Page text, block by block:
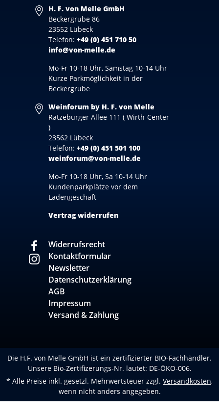
H. F. von Melle GmbH
Beckergrube 86
23552 Lübeck
Telefon: +49 (0) 451 710 50
info@von-melle.de
Mo-Fr 10-18 Uhr, Samstag 10-14 Uhr
Kurze Parkmöglichkeit in der
Beckergrube
Weinforum by H. F. von Melle
Ratzeburger Allee 111 ( Wirth-Center
)
23562 Lübeck
Telefon: +49 (0) 451 501 100
weinforum@von-melle.de
Mo-Fr 10-18 Uhr, Sa 10-14 Uhr
Kundenparkplätze vor dem
Ladengeschäft
Vertrag widerrufen
Widerrufsrecht
Kontaktformular
Newsletter
Datenschutzerklärung
AGB
Impressum
Versand & Zahlung
Die H.F. von Melle GmbH ist ein zertifizierter BIO-Fachhändler.
Unsere Bio-Zertifizerungs-Nr. lautet: DE-ÖKO-006.
* Alle Preise inkl. gesetzl. Mehrwertsteuer zzgl. Versandkosten,
wenn nicht anders angegeben.